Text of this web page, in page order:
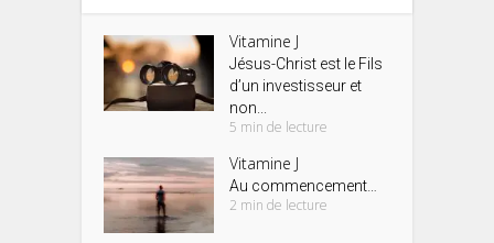
Vitamine J
Jésus-Christ est le Fils
d’un investisseur et
non...
5 min de lecture
Vitamine J
Au commencement…
2 min de lecture